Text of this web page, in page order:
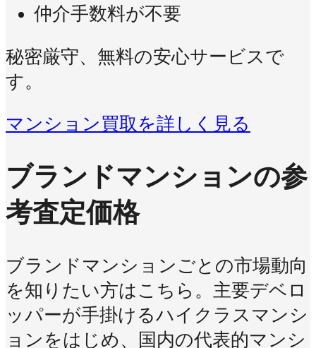
仲介手数料が不要
秘密厳守、無料の安心サービスで
す。
マンション買取を詳しく見る
ブランドマンションの参
考査定価格
ブランドマンションごとの市場動向
を知りたい方はこちら。主要デベロ
ッパーが手掛けるハイクラスマンシ
ョンをはじめ、国内の代表的マンシ